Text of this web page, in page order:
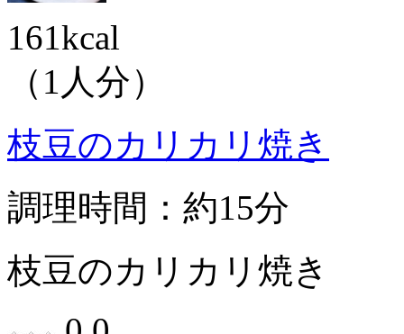
161kcal
（1人分）
枝豆のカリカリ焼き
調理時間：約15分
枝豆のカリカリ焼き